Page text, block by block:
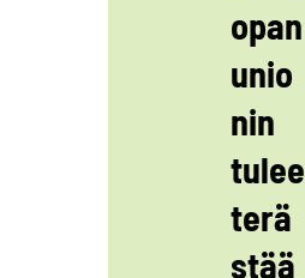
opan
unio
nin
tulee
terä
stää